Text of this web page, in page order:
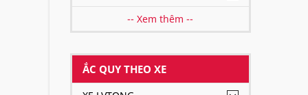
-- Xem thêm --
ẮC QUY THEO XE